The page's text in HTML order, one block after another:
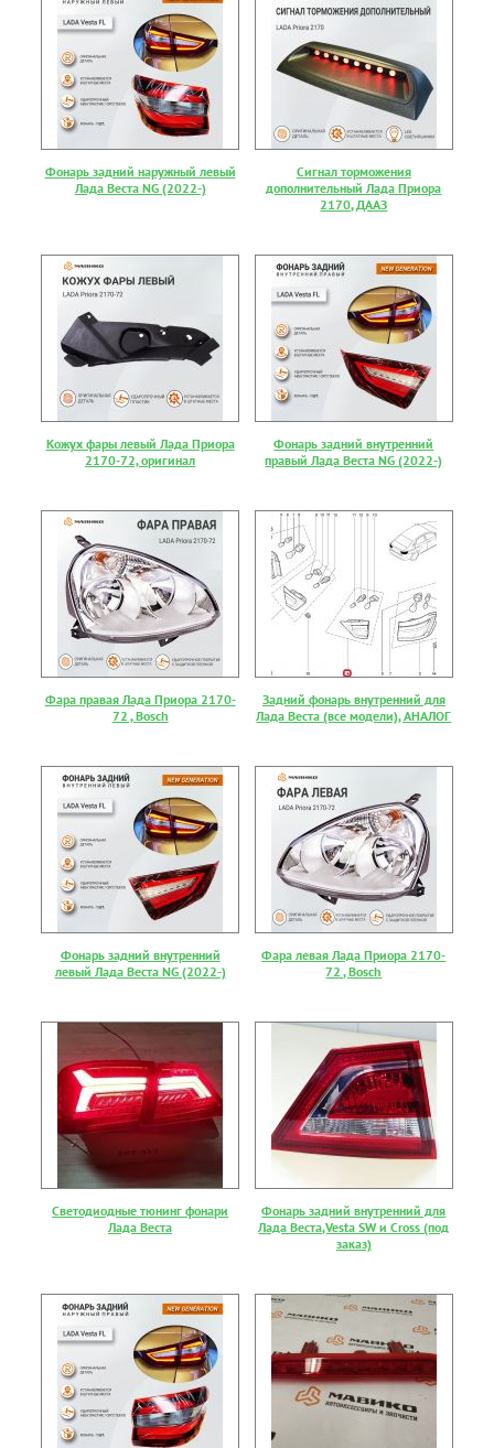
Фонарь задний наружный левый
Лада Веста NG (2022-)
Сигнал торможения
дополнительный Лада Приора
2170, ДААЗ
Кожух фары левый Лада Приора
2170-72, оригинал
Фонарь задний внутренний
правый Лада Веста NG (2022-)
Фара правая Лада Приора 2170-
72 , Bosch
Задний фонарь внутренний для
Лада Веста (все модели), АНАЛОГ
Фонарь задний внутренний
левый Лада Веста NG (2022-)
Фара левая Лада Приора 2170-
72 , Bosch
Светодиодные тюнинг фонари
Лада Веста
Фонарь задний внутренний для
Лада Веста,Vesta SW и Cross (под
заказ)